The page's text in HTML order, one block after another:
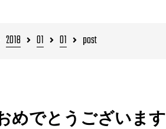
2018 01 01 post
めでとうございます